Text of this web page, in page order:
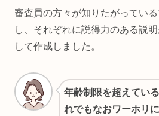
審査員の方々が知りたがってい
し、それぞれに説得力のある説
して作成しました。
年齢制限を超えてい
れでもなおワーホリ